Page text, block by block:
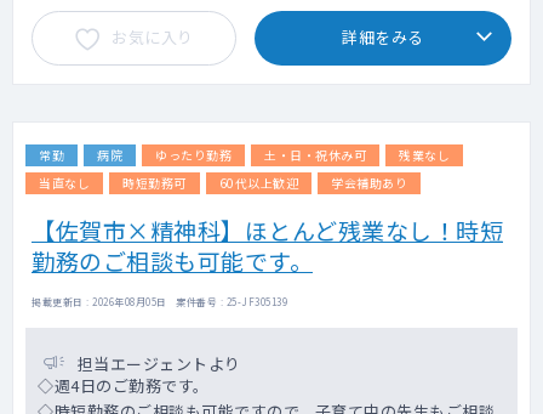
〇疾患
ほとんどがご高齢な患者様です。統合失調症
や認知症の方が多いです。
お気に入り 詳細をみる
常勤 病院 ゆったり勤務 土・日・祝休み可
残業なし
当直なし
時短勤務可 60代以上歓迎 学会補助あり
【佐賀市×精神科】ほとんど残業なし！時短
勤務のご相談も可能です。
掲載更新日 : 2026年08月05日 案件番号 : 25-JF305139
担当エージェントより
◇週4日のご勤務です。